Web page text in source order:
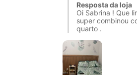
Resposta da loja
Oi Sabrina ! Que
super combinou
quarto .